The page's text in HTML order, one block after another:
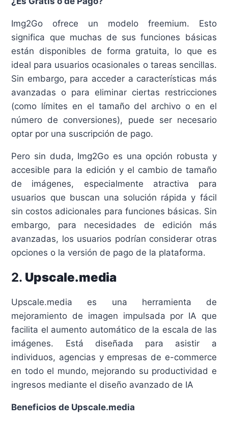
Img2Go ofrece un modelo freemium. Esto
significa que muchas de sus funciones básicas
están disponibles de forma gratuita, lo que es
ideal para usuarios ocasionales o tareas sencillas.
Sin embargo, para acceder a características más
avanzadas o para eliminar ciertas restricciones
(como límites en el tamaño del archivo o en el
número de conversiones), puede ser necesario
optar por una suscripción de pago.
Pero sin duda, Img2Go es una opción robusta y
accesible para la edición y el cambio de tamaño
de imágenes, especialmente atractiva para
usuarios que buscan una solución rápida y fácil
sin costos adicionales para funciones básicas. Sin
embargo, para necesidades de edición más
avanzadas, los usuarios podrían considerar otras
opciones o la versión de pago de la plataforma.
2. Upscale.media
Upscale.media es una herramienta de
mejoramiento de imagen impulsada por IA que
facilita el aumento automático de la escala de las
imágenes. Está diseñada para asistir a
individuos, agencias y empresas de e-commerce
en todo el mundo, mejorando su productividad e
ingresos mediante el diseño avanzado de IA
Beneficios de Upscale.media